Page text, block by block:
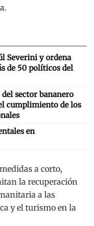
Severini y ordena
de 50 políticos del
sector bananero
cumplimiento de los
en
a corto,
la recuperación
a las
y el turismo en la